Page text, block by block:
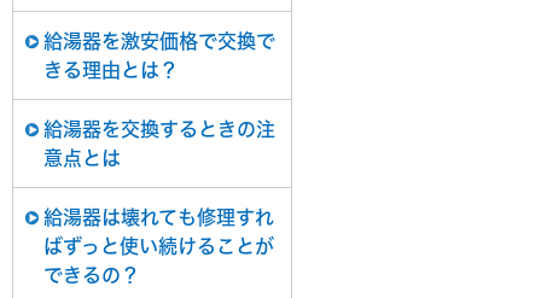
給湯器を激安価格で交換で
きる理由とは？
給湯器を交換するときの注
意点とは
給湯器は壊れても修理すれ
ばずっと使い続けることが
できるの？